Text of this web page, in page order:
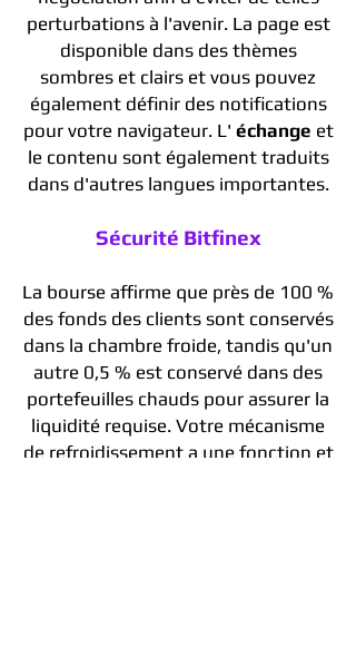
perturbations à l'avenir. La page est
disponible dans des thèmes
sombres et clairs et vous pouvez
également définir des notifications
pour votre navigateur. L' échange et
le contenu sont également traduits
dans d'autres langues importantes.
Sécurité Bitfinex
La bourse affirme que près de 100 %
des fonds des clients sont conservés
dans la chambre froide, tandis qu'un
autre 0,5 % est conservé dans des
portefeuilles chauds pour assurer la
liquidité requise. Votre mécanisme
de refroidissement a une fonction et